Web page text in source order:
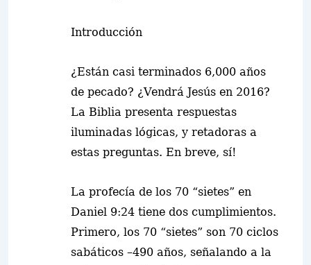
Introducción
¿Están casi terminados 6,000 años
de pecado? ¿Vendrá Jesús en 2016?
La Biblia presenta respuestas
iluminadas lógicas, y retadoras a
estas preguntas. En breve, sí!
La profecía de los 70 “sietes” en
Daniel 9:24 tiene dos cumplimientos.
Primero, los 70 “sietes” son 70 ciclos
sabáticos –490 años, señalando a la